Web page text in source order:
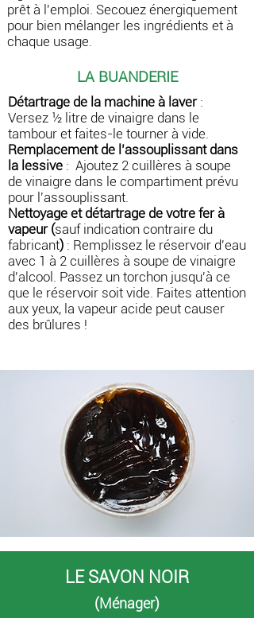
prêt à l'emploi. Secouez énergiquement
pour bien mélanger les ingrédients et à
chaque usage.
LA BUANDERIE
Détartrage de la machine à laver :
Versez ½ litre de vinaigre dans le
tambour et faites-le tourner à vide.
Remplacement de l’assouplissant dans
la lessive : Ajoutez 2 cuillères à soupe
de vinaigre dans le compartiment prévu
pour l'assouplissant.
Nettoyage et détartrage de votre fer à
vapeur (sauf indication contraire du
fabricant) : Remplissez le réservoir d'eau
avec 1 à 2 cuillères à soupe de vinaigre
d'alcool. Passez un torchon jusqu'à ce
que le réservoir soit vide. Faites attention
aux yeux, la vapeur acide peut causer
des brûlures !
LE SAVON NOIR
(Ménager)